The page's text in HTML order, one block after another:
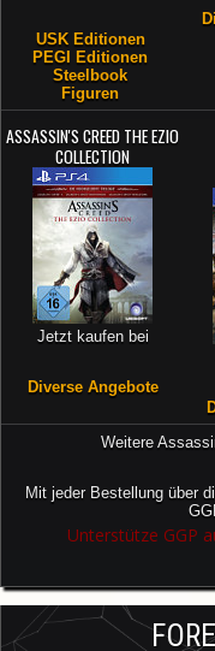
USK Editionen
PEGI Editionen
Steelbook
Figuren
ASSASSIN'S CREED THE EZIO
COLLECTION
Jetzt kaufen bei
Diverse Angebote
Weitere
Mit jeder Bestellung über
Unterstütze GGP